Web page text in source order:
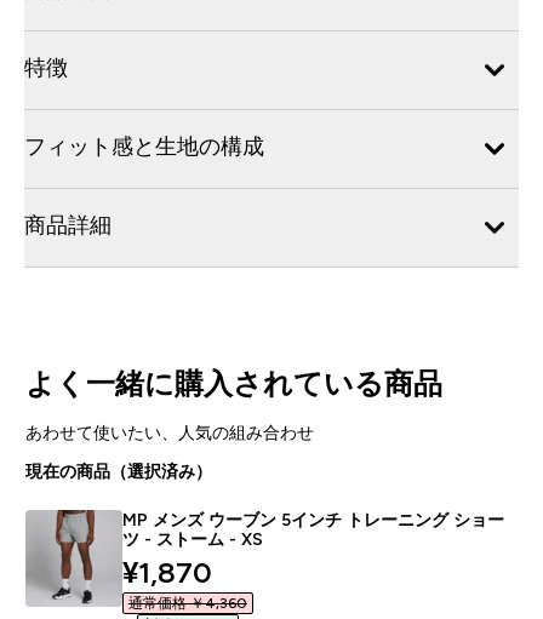
特徴
フィット感と生地の構成
商品詳細
よく一緒に購入されている商品
あわせて使いたい、人気の組み合わせ
現在の商品（選択済み）
MP メンズ ウーブン 5インチ トレーニング ショー
ツ - ストーム - XS
discounted price
¥1,870‎
通常価格 ￥4,360‎